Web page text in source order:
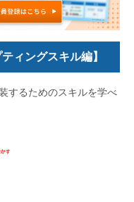
ィングスキル編】
するためのスキルを学べ